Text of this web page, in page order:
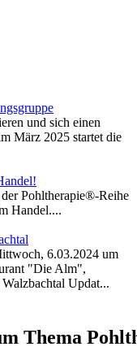
und sich einen
März 2025 startet die
Pohltherapie®-Reihe
Handel....
6.03.2024 um
"Die Alm",
Updat...
Thema